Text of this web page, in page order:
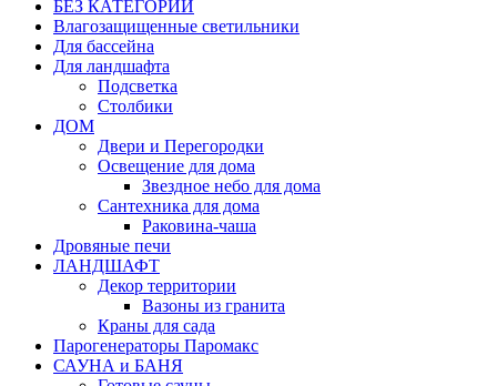
БЕЗ КАТЕГОРИИ
Влагозащищенные светильники
Для бассейна
Для ландшафта
Подсветка
Столбики
ДОМ
Двери и Перегородки
Освещение для дома
Звездное небо для дома
Сантехника для дома
Раковина-чаша
Дровяные печи
ЛАНДШАФТ
Декор территории
Вазоны из гранита
Краны для сада
Парогенераторы Паромакс
САУНА и БАНЯ